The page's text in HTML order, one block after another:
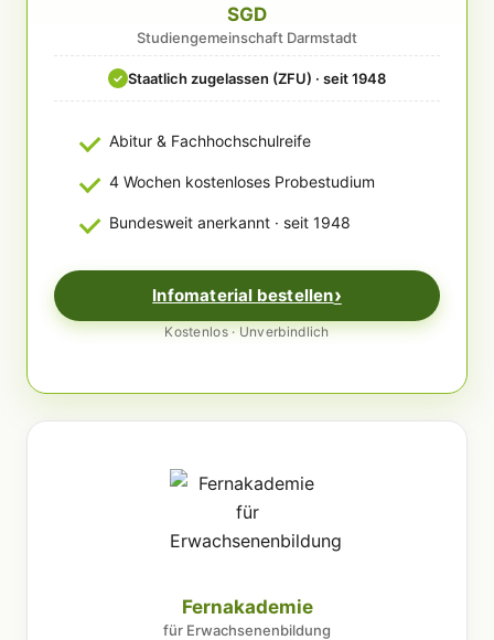
SGD
Studiengemeinschaft Darmstadt
✓ Staatlich zugelassen (ZFU) · seit 1948
Abitur & Fachhochschulreife
4 Wochen kostenloses Probestudium
Bundesweit anerkannt · seit 1948
Infomaterial bestellen
Kostenlos · Unverbindlich
Fernakademie
für Erwachsenenbildung